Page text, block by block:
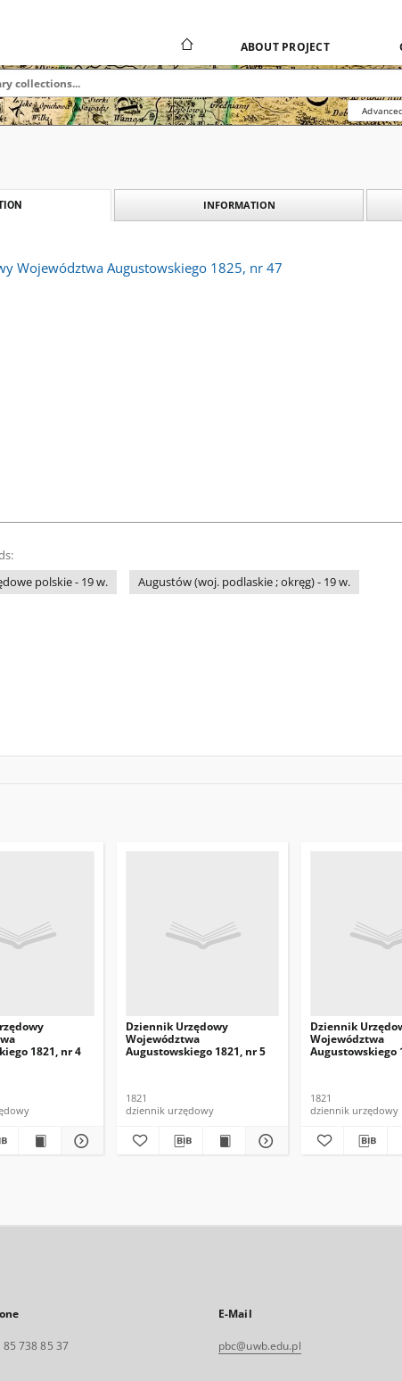
ABOUT PROJECT
INFORMATION
Województwa Augustowskiego 1825, nr 47
polskie - 19 w.
Augustów (woj. podlaskie ; okręg) - 19 w.
1821, nr 4
Dziennik Urzędowy
Województwa
Augustowskiego 1821, nr 5
1821
dziennik urzędowy
Dziennik
Województwa
Augustowskiego
1821
dziennik urzędowy
85 738 85 37
E-Mail
pbc@uwb.edu.pl